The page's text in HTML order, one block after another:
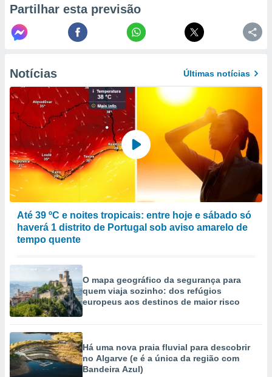
ou opor-
qualquer
em “
de
ou aceder
num
para
utilizar
criar
medir
da
Partilhar esta previsão
Notícias Últimas notícias
Até 39 ºC e noites tropicais: entre hoje e sábado só
haverá 1 distrito de Portugal sob aviso amarelo de
tempo quente
O mapa geográfico da segurança para
quem viaja sozinho: dos refúgios
europeus aos destinos de maior risco
Há uma nova praia fluvial para descobrir
no Algarve (e é a única da região com
Bandeira Azul)